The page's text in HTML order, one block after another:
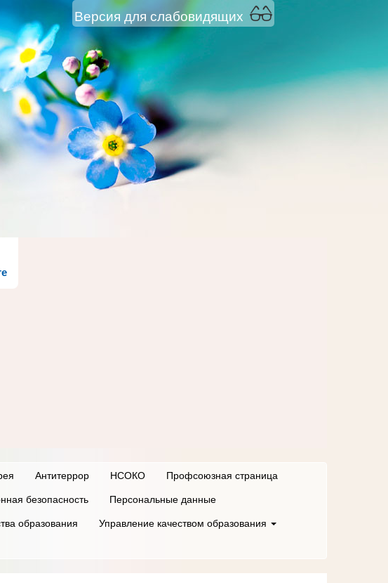
Версия для слабовидящих
Антитеррор НСОКО
Профсоюзная страница
безопасность
Персональные данные
образования
Управление качеством образования